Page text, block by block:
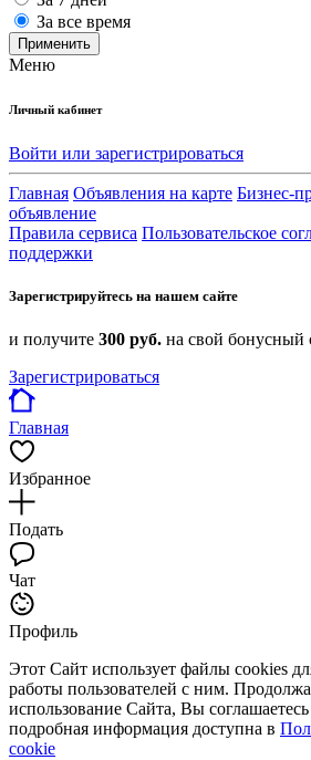
За все время
Применить
Меню
Личный кабинет
Войти или зарегистрироваться
Главная Объявления на карте Бизнес-
объявление
Правила сервиса Пользовательское
поддержки
Зарегистрируйтесь на нашем сайте
и получите 300 руб. на свой бонусный
Зарегистрироваться
Главная
Избранное
Подать
Чат
Профиль
Этот Сайт использует файлы cookies
работы пользователей с ним.
использование Сайта, Вы
подробная информация доступна в
cookie